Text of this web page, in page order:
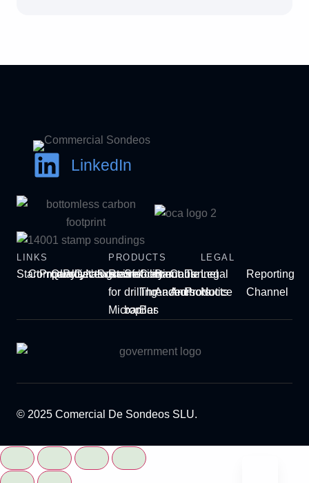
LinkedIn
LINKS
StartCompany
Products
Quality
Projects
Catalogues
Newsroom
Sustainability
PRODUCTS
Reinforcement
for
Micropiles
Self-
drilling
bar
Continuous
Threaded
Bar
Bar
Anchors
Cable
Anchors
Tunnel
Products
LEGAL
Legal
Notice
Reporting
Channel
© 2025 Comercial De Sondeos SLU.